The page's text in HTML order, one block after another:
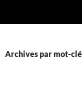
Archives par mot-